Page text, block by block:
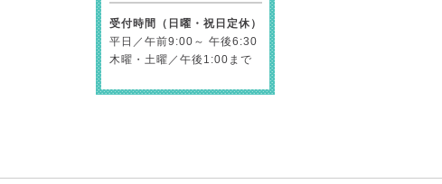
受付時間（日曜・祝日定休）
平日／午前9:00～ 午後6:30
木曜・土曜／午後1:00まで